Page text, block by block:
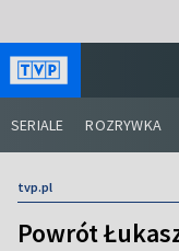
SERIALE ROZRYWKA
tvp.pl
Powrót